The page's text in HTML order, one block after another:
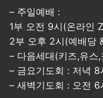
– 주일예배 :
1부 오전 9시(온라인
2부 오후 2시(예배당
– 다음세대(키즈,유스
– 금요기도회 : 저녁 8
– 새벽기도회 : 오전